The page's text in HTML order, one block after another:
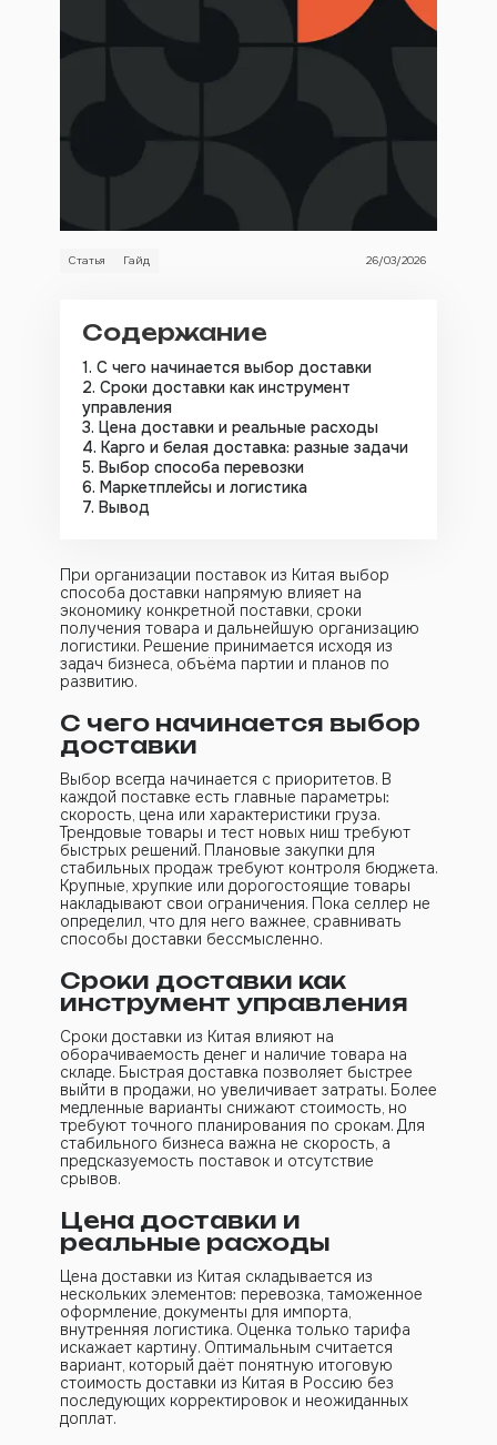
Статья Гайд 26/03/2026
Содержание
С чего начинается выбор доставки
Сроки доставки как инструмент
управления
Цена доставки и реальные расходы
Карго и белая доставка: разные задачи
Выбор способа перевозки
Маркетплейсы и логистика
Вывод
При организации поставок из Китая выбор
способа доставки напрямую влияет на
экономику конкретной поставки, сроки
получения товара и дальнейшую организацию
логистики. Решение принимается исходя из
задач бизнеса, объёма партии и планов по
развитию.
С чего начинается выбор
доставки
Выбор всегда начинается с приоритетов. В
каждой поставке есть главные параметры:
скорость, цена или характеристики груза.
Трендовые товары и тест новых ниш требуют
быстрых решений. Плановые закупки для
стабильных продаж требуют контроля бюджета.
Крупные, хрупкие или дорогостоящие товары
накладывают свои ограничения. Пока селлер не
определил, что для него важнее, сравнивать
способы доставки бессмысленно.
Сроки доставки как
инструмент управления
Сроки доставки из Китая влияют на
оборачиваемость денег и наличие товара на
складе. Быстрая доставка позволяет быстрее
выйти в продажи, но увеличивает затраты. Более
медленные варианты снижают стоимость, но
требуют точного планирования по срокам. Для
стабильного бизнеса важна не скорость, а
предсказуемость поставок и отсутствие
срывов.
Цена доставки и
реальные расходы
Цена доставки из Китая складывается из
нескольких элементов: перевозка, таможенное
оформление, документы для импорта,
внутренняя логистика. Оценка только тарифа
искажает картину. Оптимальным считается
вариант, который даёт понятную итоговую
стоимость доставки из Китая в Россию без
последующих корректировок и неожиданных
доплат.